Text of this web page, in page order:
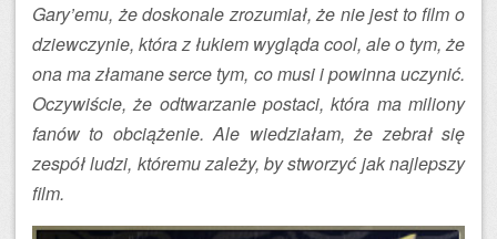
Gary’emu, że doskonale zrozumiał, że nie jest to film o
dziewczynie, która z łukiem wygląda cool, ale o tym, że
ona ma złamane serce tym, co musi i powinna uczynić.
Oczywiście, że odtwarzanie postaci, która ma miliony
fanów to obciążenie. Ale wiedziałam, że zebrał się
zespół ludzi, któremu zależy, by stworzyć jak najlepszy
film.